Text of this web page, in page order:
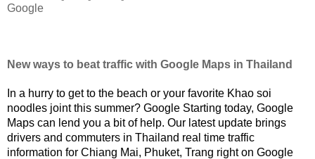
Google
New ways to beat traffic with Google Maps in Thailand
In a hurry to get to the beach or your favorite Khao soi
noodles joint this summer? Google Starting today, Google
Maps can lend you a bit of help. Our latest update brings
drivers and commuters in Thailand real time traffic
information for Chiang Mai, Phuket, Trang right on Google